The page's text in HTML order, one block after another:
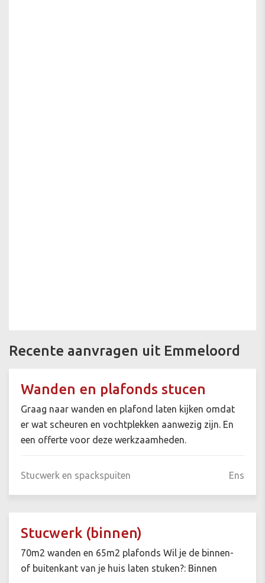
Recente aanvragen uit Emmeloord
Wanden en plafonds stucen
Graag naar wanden en plafond laten kijken omdat
er wat scheuren en vochtplekken aanwezig zijn. En
een offerte voor deze werkzaamheden.
Stucwerk en spackspuiten Ens
Stucwerk (binnen)
70m2 wanden en 65m2 plafonds Wil je de binnen-
of buitenkant van je huis laten stuken?: Binnen